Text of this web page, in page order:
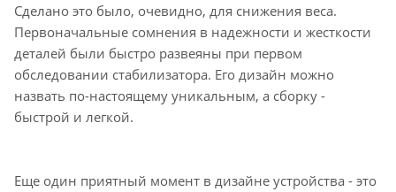
Сделано это было, очевидно, для снижения веса.
Первоначальные сомнения в надежности и жесткости
деталей были быстро развеяны при первом
обследовании стабилизатора. Его дизайн можно
назвать по-настоящему уникальным, а сборку -
быстрой и легкой.
Еще один приятный момент в дизайне устройства - это